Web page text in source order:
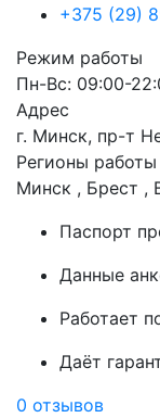
+375 (29)
Режим работы
Пн-Вс: 09:00-
Адрес
г. Минск, пр-т
Регионы работы
Минск , Брест ,
Паспорт
Данные
Работает
Даёт
0 отзывов